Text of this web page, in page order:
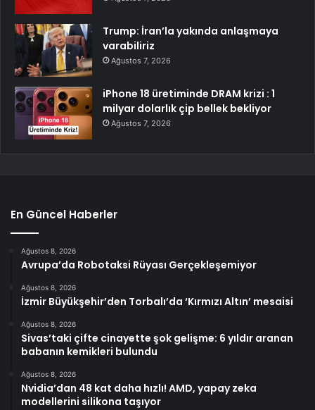
Trump: İran’la yakında anlaşmaya
varabiliriz
Ağustos 7, 2026
iPhone 18 üretiminde DRAM krizi : 1
milyar dolarlık çip bellek bekliyor
Ağustos 7, 2026
En Güncel Haberler
Ağustos 8, 2026
Avrupa’da Robotaksi Rüyası Gerçekleşemiyor
Ağustos 8, 2026
İzmir Büyükşehir’den Torbalı’da ‘Kırmızı Altın’ mesaisi
Ağustos 8, 2026
Sivas’taki çifte cinayette şok gelişme: 6 yıldır aranan
babanın kemikleri bulundu
Ağustos 8, 2026
Nvidia’dan 48 kat daha hızlı! AMD, yapay zeka
modellerini silikona taşıyor